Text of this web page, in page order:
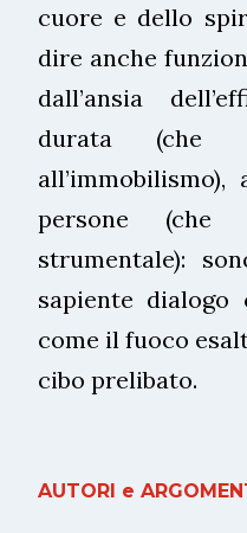
cuore e dello
dire anche
dall’ansia
durata (che
persone
strumentale):
sapiente
come il fuoco
cibo prelibato.
AUTORI e